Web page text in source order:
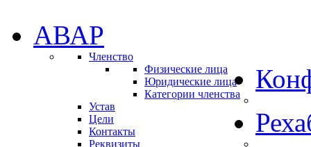
АВАР
Членство
Физические лица
Юридические лица
Категории членства
Устав
Цели
Контакты
Реквизиты